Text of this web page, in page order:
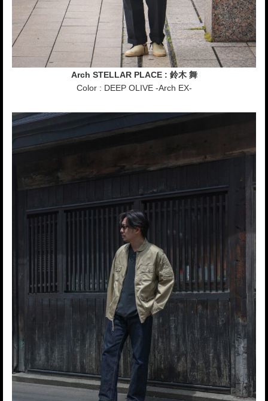
Arch STELLAR PLACE : 鈴木 舞
Color : DEEP OLIVE -Arch EX-